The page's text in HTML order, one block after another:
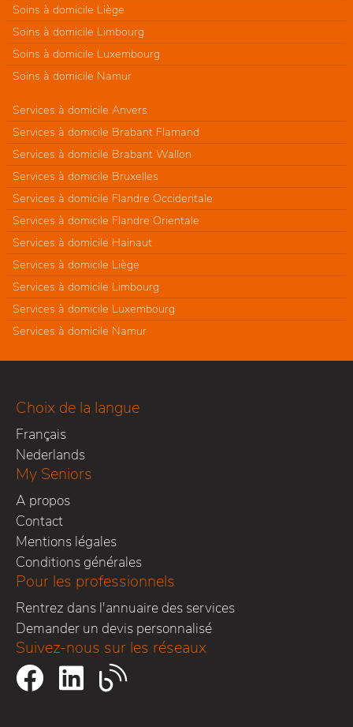
Soins à domicile Liège
Soins à domicile Limbourg
Soins à domicile Luxembourg
Soins à domicile Namur
Services à domicile Anvers
Services à domicile Brabant Flamand
Services à domicile Brabant Wallon
Services à domicile Bruxelles
Services à domicile Flandre Occidentale
Services à domicile Flandre Orientale
Services à domicile Hainaut
Services à domicile Liège
Services à domicile Limbourg
Services à domicile Luxembourg
Services à domicile Namur
Choix de la langue
Français
Nederlands
My Seniors
A propos
Contact
Mentions légales
Conditions générales
Pour les professionnels
Rentrez dans l'annuaire des services
Demander un devis personnalisé
Suivez-nous sur les réseaux